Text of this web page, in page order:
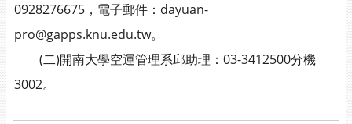
0928276675，電子郵件：dayuan-
pro@gapps.knu.edu.tw。
(二)開南大學空運管理系邱助理：03-3412500分機
3002。